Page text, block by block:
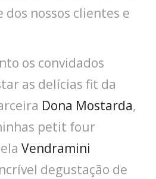
nossos clientes e
os convidados
as delícias fit da
Dona Mostarda,
petit four
Vendramini
degustação de